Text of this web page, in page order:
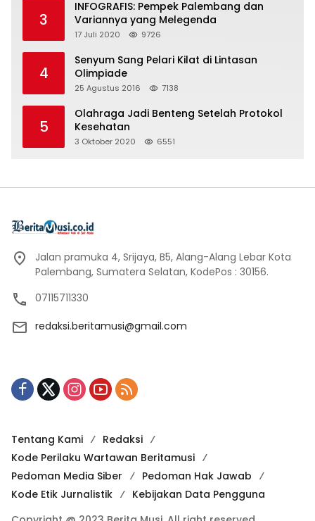
3
INFOGRAFIS: Pempek Palembang dan
Variannya yang Melegenda
17 Juli 2020 9726
4
Senyum Sang Pelari Kilat di Lintasan
Olimpiade
25 Agustus 2016 7138
5
Olahraga Jadi Benteng Setelah Protokol
Kesehatan
3 Oktober 2020 6551
Jalan pramuka 4, Srijaya, B5, Alang-Alang Lebar Kota
Palembang, Sumatera Selatan, KodePos : 30156.
07115711330
redaksi.beritamusi@gmail.com
Tentang Kami
Redaksi
Kode Perilaku Wartawan Beritamusi
Pedoman Media Siber
Pedoman Hak Jawab
Kode Etik Jurnalistik
Kebijakan Data Pengguna